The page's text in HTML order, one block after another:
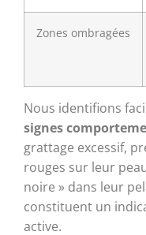
Zones ombragées
Nous identifions
signes
grattage excessif,
rouges sur leur
noire » dans leur
constituent un
active.